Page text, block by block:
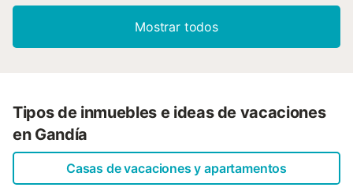
Mostrar todos
Tipos de inmuebles e ideas de vacaciones
en Gandía
Casas de vacaciones y apartamentos